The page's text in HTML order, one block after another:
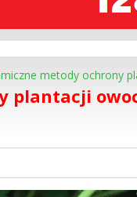
metody ochrony
plantacji